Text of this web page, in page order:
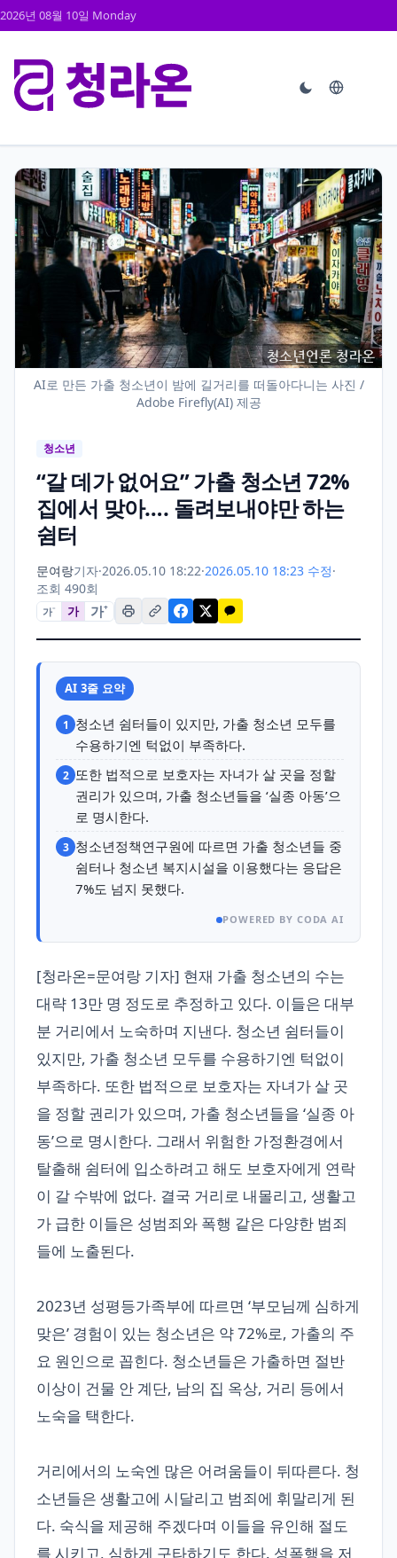
2026년 08월 10일 Monday
AI로 만든 가출 청소년이 밤에 길거리를 떠돌아다니는 사진 /
Adobe Firefly(AI) 제공
청소년
“갈 데가 없어요” 가출 청소년 72%
집에서 맞아…. 돌려보내야만 하는
쉼터
문여랑기자·2026.05.10 18:22·2026.05.10 18:23 수정·
조회 490회
가− 가 가+
AI 3줄 요약
1 청소년 쉼터들이 있지만, 가출 청소년 모두를
수용하기엔 턱없이 부족하다.
2 또한 법적으로 보호자는 자녀가 살 곳을 정할
권리가 있으며, 가출 청소년들을 ‘실종 아동’으
로 명시한다.
3 청소년정책연구원에 따르면 가출 청소년들 중
쉼터나 청소년 복지시설을 이용했다는 응답은
7%도 넘지 못했다.
POWERED BY CODA AI
[청라온=문여랑 기자] 현재 가출 청소년의 수는
대략 13만 명 정도로 추정하고 있다. 이들은 대부
분 거리에서 노숙하며 지낸다. 청소년 쉼터들이
있지만, 가출 청소년 모두를 수용하기엔 턱없이
부족하다. 또한 법적으로 보호자는 자녀가 살 곳
을 정할 권리가 있으며, 가출 청소년들을 ‘실종 아
동’으로 명시한다. 그래서 위험한 가정환경에서
탈출해 쉼터에 입소하려고 해도 보호자에게 연락
이 갈 수밖에 없다. 결국 거리로 내몰리고, 생활고
가 급한 이들은 성범죄와 폭행 같은 다양한 범죄
들에 노출된다.
2023년 성평등가족부에 따르면 ‘부모님께 심하게
맞은’ 경험이 있는 청소년은 약 72%로, 가출의 주
요 원인으로 꼽힌다. 청소년들은 가출하면 절반
이상이 건물 안 계단, 남의 집 옥상, 거리 등에서
노숙을 택한다.
거리에서의 노숙엔 많은 어려움들이 뒤따른다. 청
소년들은 생활고에 시달리고 범죄에 휘말리게 된
다. 숙식을 제공해 주겠다며 이들을 유인해 절도
를 시키고, 심하게 구타하기도 한다. 성폭행을 저